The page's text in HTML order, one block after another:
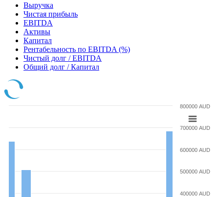
Выручка
Чистая прибыль
EBITDA
Активы
Капитал
Рентабельность по EBITDA (%)
Чистый долг / EBITDA
Общий долг / Капитал
400000 AUD
500000 AUD
600000 AUD
700000 AUD
800000 AUD